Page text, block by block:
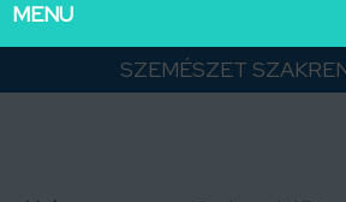
SZEMÉSZET